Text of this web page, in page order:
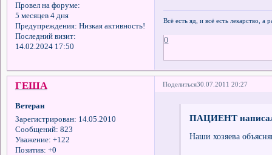
Провел на форуме:
5 месяцев 4 дня
Предупреждения: Низкая активность!
Последний визит:
14.02.2024 17:50
Всё есть яд, и всё есть лекарство,
0
Поделиться30.07.2011 20:27
ГЕША
Ветеран
Зарегистрирован: 14.05.2010
Сообщений: 823
Уважение: +122
Позитив: +0
ПАЦИЕНТ
Наши хозяева